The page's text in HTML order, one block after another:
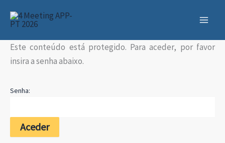
Este conteúdo está protegido. Para aceder, por favor
insira a senha abaixo.
Senha: